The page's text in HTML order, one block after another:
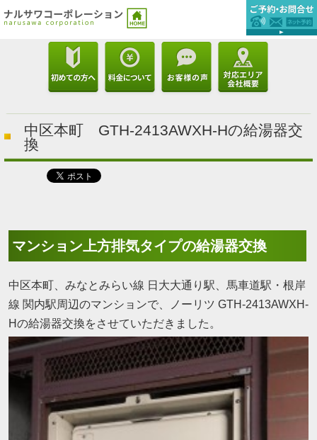
中区本町 GTH-2413AWXH-Hの給湯器交
換
マンション上方排気タイプの給湯器交換
中区本町、みなとみらい線 日大大通り駅、馬車道駅・根岸
線 関内駅周辺のマンションで、ノーリツ GTH-2413AWXH-
Hの給湯器交換をさせていただきました。